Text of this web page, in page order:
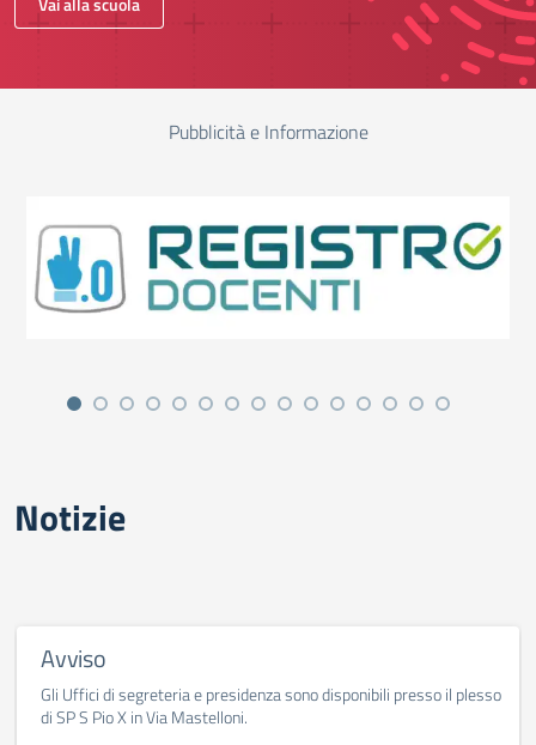
Pubblicità e Informazione
Notizie
Avviso
Gli Uffici di segreteria e presidenza sono disponibili presso il plesso
di SP S Pio X in Via Mastelloni.